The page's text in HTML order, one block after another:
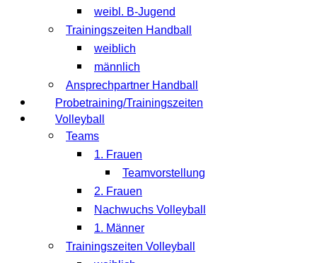
weibl. B-Jugend
Trainingszeiten Handball
weiblich
männlich
Ansprechpartner Handball
Probetraining/Trainingszeiten
Volleyball
Teams
1. Frauen
Teamvorstellung
2. Frauen
Nachwuchs Volleyball
1. Männer
Trainingszeiten Volleyball